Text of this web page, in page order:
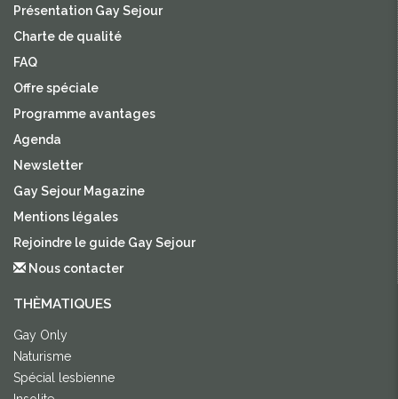
Présentation Gay Sejour
Charte de qualité
FAQ
Offre spéciale
Programme avantages
Agenda
Newsletter
Gay Sejour Magazine
Mentions légales
Rejoindre le guide Gay Sejour
Nous contacter
THÈMATIQUES
Gay Only
Naturisme
Spécial lesbienne